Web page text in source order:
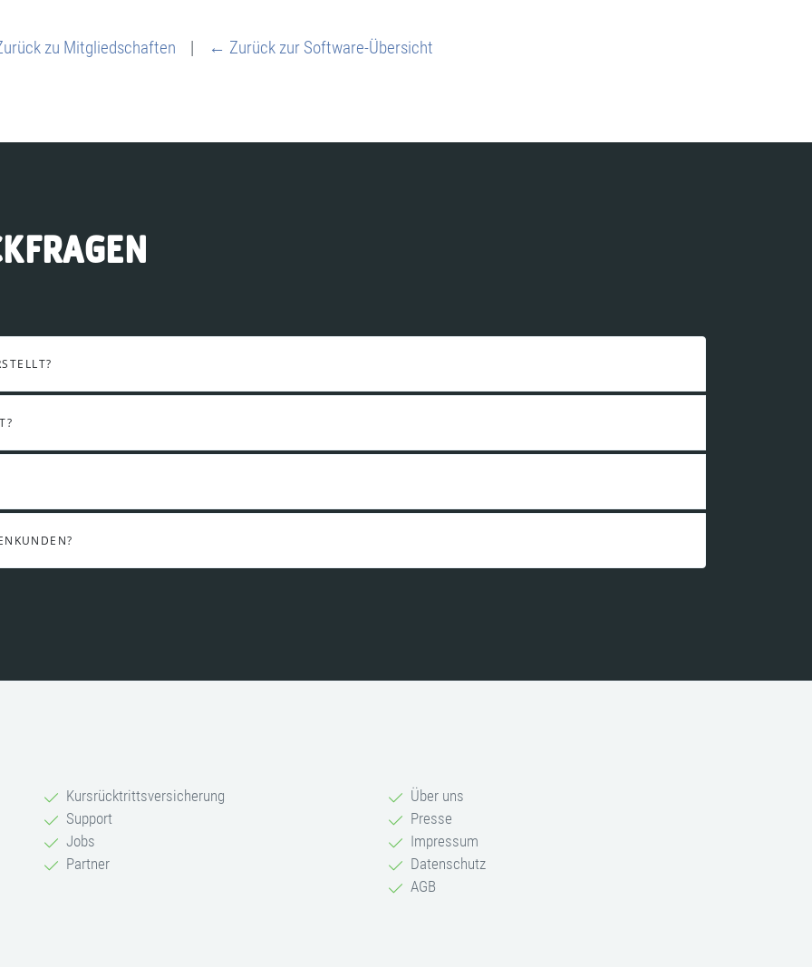
zu Mitgliedschaften | ← Zurück zur Software-Übersicht
Kursrücktrittsversicherung
Support
Jobs
Partner
Über uns
Presse
Impressum
Datenschutz
AGB